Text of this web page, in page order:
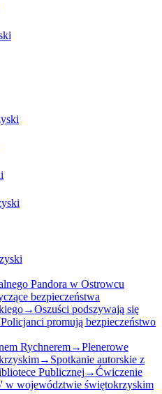
Pandora w Ostrowcu
bezpieczeństwa
→Oszuści podszywają się
Policjanci promują bezpieczeństwo
Rychnerem→Plenerowe
→ Spotkanie autorskie z
Publicznej →Ćwiczenie
w województwie świętokrzyskim